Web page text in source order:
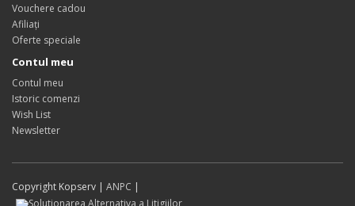
Vouchere cadou
Afiliaţi
Oferte speciale
Contul meu
Contul meu
Istoric comenzi
Wish List
Newsletter
Copyright Kopserv | ANPC |